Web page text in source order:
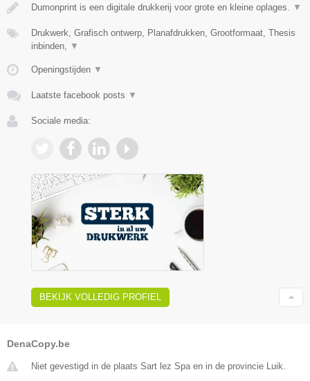
Dumonprint is een digitale drukkerij voor grote en kleine oplages. ▼
Drukwerk, Grafisch ontwerp, Planafdrukken, Grootformaat, Thesis
inbinden,
▼
Openingstijden ▼
Laatste facebook posts ▼
Sociale media:
BEKIJK VOLLEDIG PROFIEL
DenaCopy.be
Niet gevestigd in de plaats Sart lez Spa en in de provincie Luik.